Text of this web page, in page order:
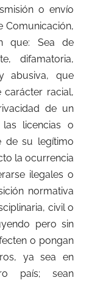
o envío
Comunicación,
que: Sea de
difamatoria,
abusiva, que
racial,
de un
licencias o
de su legítimo
la ocurrencia
ilegales o
normativa
civil o
pero sin
o pongan
ya sea en
país; sean